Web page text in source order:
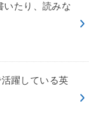
いたり、読みな
躍している英